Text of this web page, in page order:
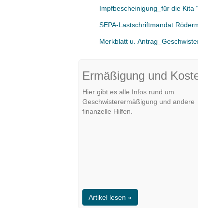
Impfbescheinigung_für die Kita
SEPA-Lastschriftmandat
Merkblatt u.
Ermäßigung und
Hier gibt es alle Infos rund um
Geschwisterermäßigung und andere
finanzelle Hilfen.
Artikel lesen »